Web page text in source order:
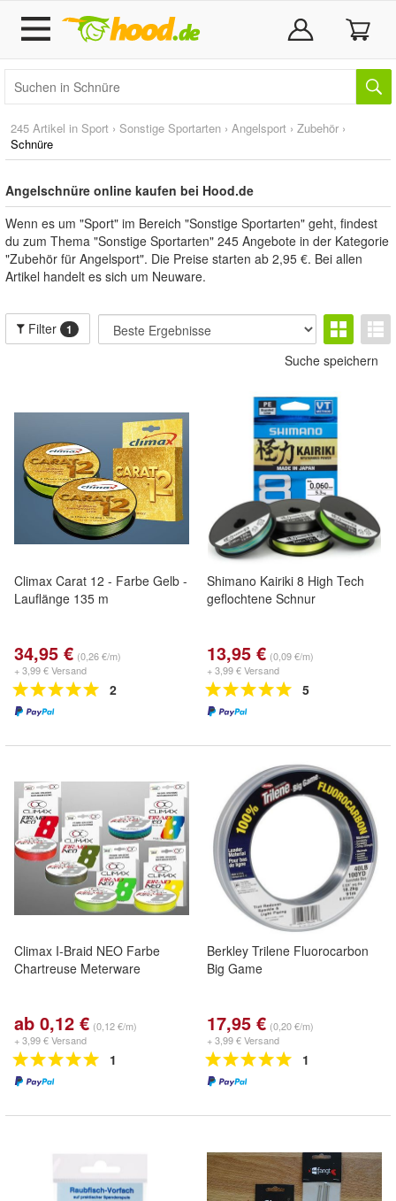
245 Artikel in Sport › Sonstige Sportarten › Angelsport › Zubehör ›
Schnüre
Angelschnüre online kaufen bei Hood.de
Wenn es um "Sport" im Bereich "Sonstige Sportarten" geht, findest
du zum Thema "Sonstige Sportarten" 245 Angebote in der Kategorie
"Zubehör für Angelsport". Die Preise starten ab 2,95 €. Bei allen
Artikel handelt es sich um Neuware.
Filter 1
Suche speichern
Climax Carat 12 - Farbe Gelb -
Lauflänge 135 m
34,95 € (0,26 €/m)
+ 3,99 € Versand
2
Shimano Kairiki 8 High Tech
geflochtene Schnur
13,95 € (0,09 €/m)
+ 3,99 € Versand
5
Climax I-Braid NEO Farbe
Chartreuse Meterware
ab 0,12 € (0,12 €/m)
+ 3,99 € Versand
1
Berkley Trilene Fluorocarbon
Big Game
17,95 € (0,20 €/m)
+ 3,99 € Versand
1